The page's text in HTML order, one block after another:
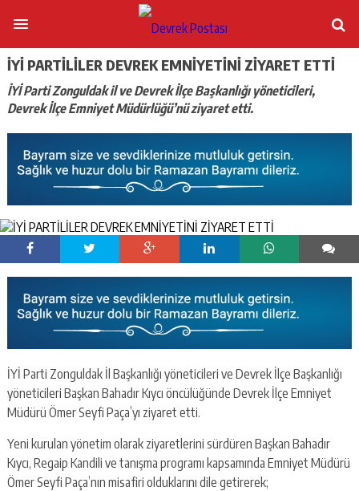
İYİ PARTİLİLER DEVREK EMNİYETİNİ ZİYARET ETTİ
İYİ Parti Zonguldak il ve Devrek İlçe Başkanlığı yöneticileri,
Devrek İlçe Emniyet Müdürlüğü’nü ziyaret etti.
İYİ Parti Zonguldak İl Başkanlığı yöneticileri ve Devrek İlçe Başkanlığı
yöneticileri Başkan Bahadır Kıycı öncülüğünde Devrek İlçe Emniyet
Müdürü Ömer Seyfi Paça’yı ziyaret etti.
Yeni kurulan yönetim olarak ziyaretlerini sürdüren Başkan Bahadır
Kıycı, Regaip Kandili ve tanışma programı kapsamında Emniyet Müdürü
Ömer Seyfi Paça’nın misafiri olduklarını dile getirerek;